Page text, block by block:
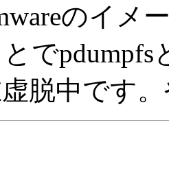
のイメ
でpdumpfs
脱中です